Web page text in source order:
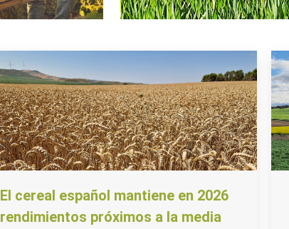
El cereal español mantiene en 2026
rendimientos próximos a la media